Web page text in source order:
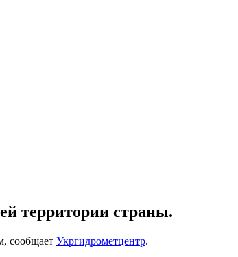
территории страны.
сообщает Укргидрометцентр.